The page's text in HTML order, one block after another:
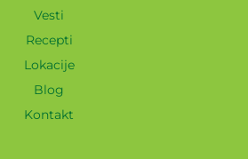
Vesti
Recepti
Lokacije
Blog
Kontakt